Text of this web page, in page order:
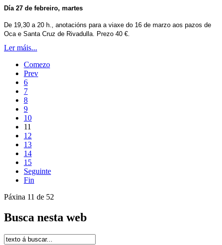
Día 27 de febreiro, martes
De 19,30 a 20 h., anotacións para a viaxe do 16 de marzo aos pazos de
Oca e Santa Cruz de Rivadulla. Prezo 40 €.
Ler máis...
Comezo
Prev
6
7
8
9
10
11
12
13
14
15
Seguinte
Fin
Páxina 11 de 52
Busca nesta web